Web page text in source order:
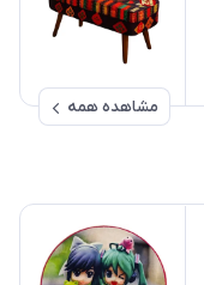
مشاهده همه